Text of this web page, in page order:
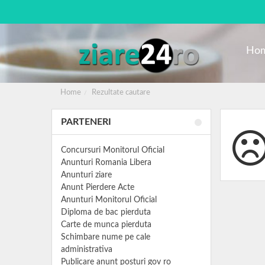
Home Rezultate cautare
PARTENERI
Concursuri Monitorul Oficial
Anunturi Romania Libera
Anunturi ziare
Anunt Pierdere Acte
Anunturi Monitorul Oficial
Diploma de bac pierduta
Carte de munca pierduta
Schimbare nume pe cale
administrativa
Publicare anunt posturi gov ro